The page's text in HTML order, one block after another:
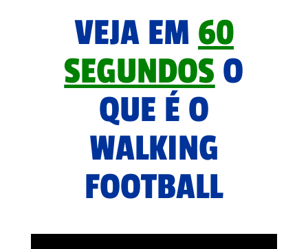
VEJA EM 60
SEGUNDOS O
QUE É O
WALKING
FOOTBALL